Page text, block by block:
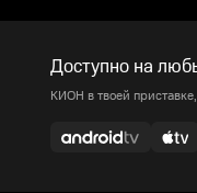
Доступно на
КИОН в твоей